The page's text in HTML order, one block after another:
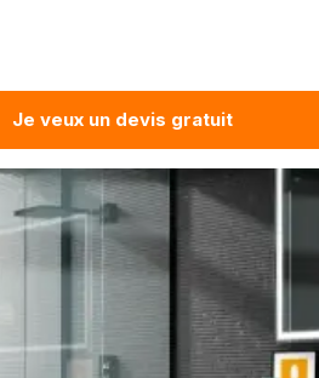
Je veux un devis gratuit